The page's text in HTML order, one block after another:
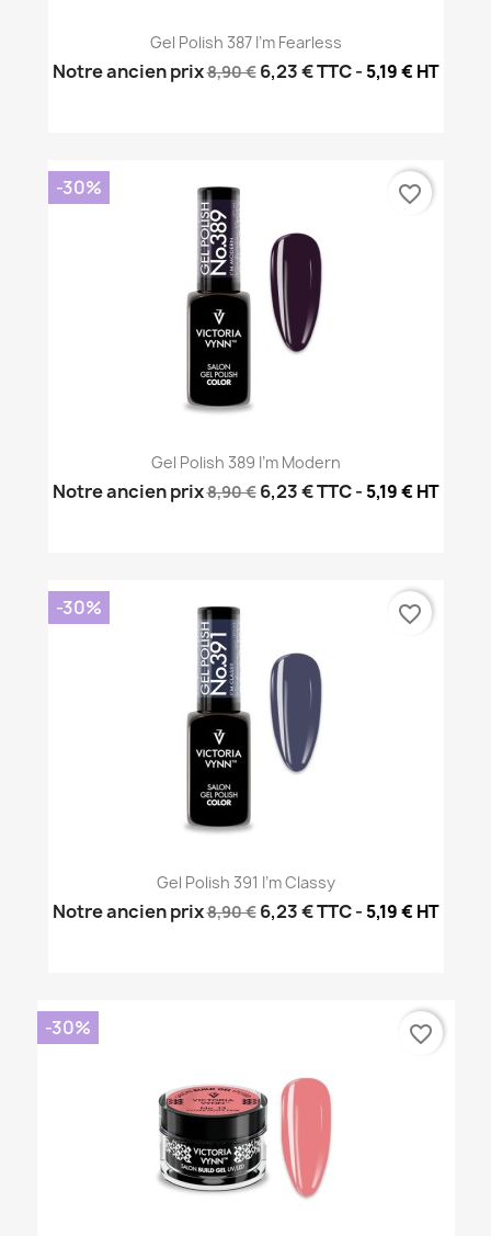
Gel Polish 387 I'm Fearless
Notre ancien prix8,90 € 6,23 €TTC- 5,19 € HT
Gel Polish 389 I'm Modern
Notre ancien prix8,90 € 6,23 €TTC- 5,19 € HT
-30% favorite_border
Gel Polish 391 I'm Classy
Notre ancien prix8,90 € 6,23 €TTC- 5,19 € HT
-30% favorite_border
-30% favorite_border